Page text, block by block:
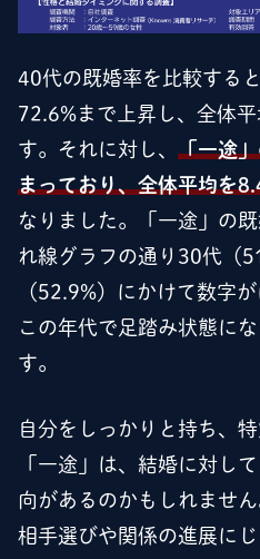
40代の既婚率を比較する
72.6%まで上昇し、全体
す。それに対し、
「一途
まっており、全体平均を
なりました。「一途」の
れ線グラフの通り30代（
（52.9%）にかけて数字
この年代で足踏み状態に
す。
自分をしっかりと持ち、
「一途」は、結婚に対し
向があるのかもしれませ
相手選びや関係の進展に